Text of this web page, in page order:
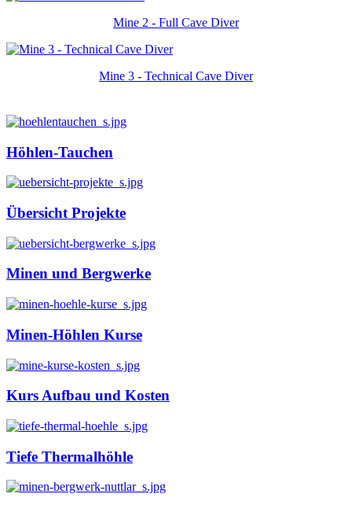
Mine 2 - Full Cave Diver
Mine 3 - Technical Cave Diver
Höhlen-Tauchen
Übersicht Projekte
Minen und Bergwerke
Minen-Höhlen Kurse
Kurs Aufbau und Kosten
Tiefe Thermalhöhle